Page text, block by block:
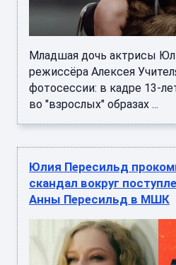
Младшая дочь актрисы
режиссёра Алексея
фотосессии: в кадре 13-
во "взрослых" образах ...
Юлия Пересильд
скандал вокруг
Анны Пересильд в МШК